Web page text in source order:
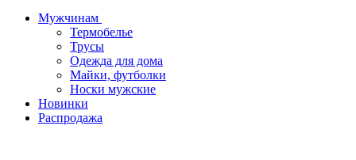
Мужчинам
Термобелье
Трусы
Одежда для дома
Майки, футболки
Носки мужские
Новинки
Распродажа